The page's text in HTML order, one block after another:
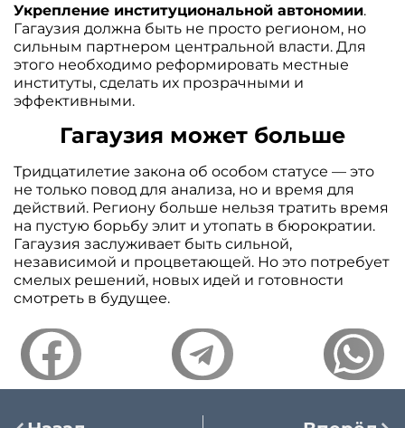
Укрепление институциональной автономии.
Гагаузия должна быть не просто регионом, но
сильным партнером центральной власти. Для
этого необходимо реформировать местные
институты, сделать их прозрачными и
эффективными.
Гагаузия может больше
Тридцатилетие закона об особом статусе — это
не только повод для анализа, но и время для
действий. Региону больше нельзя тратить время
на пустую борьбу элит и утопать в бюрократии.
Гагаузия заслуживает быть сильной,
независимой и процветающей. Но это потребует
смелых решений, новых идей и готовности
смотреть в будущее.